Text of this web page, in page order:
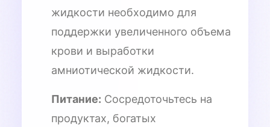
жидкости необходимо для
поддержки увеличенного объема
крови и выработки
амниотической жидкости.
Питание: Сосредоточьтесь на
продуктах, богатых